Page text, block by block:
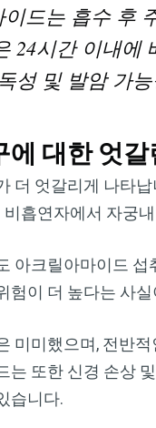
이드는 흡수 후
24시간 이내에
성 및 발암 가
에 대한 엇
더 엇갈리게 나타
비흡연자에서 자궁
아크릴아마이드
험이 더 높다는 사
미미했으며, 전반
는 또한 신경 손상
습니다.